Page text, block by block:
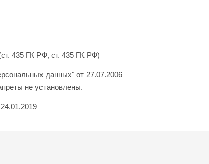
435 ГК РФ, ст. 435 ГК РФ)
данных" от 27.07.2006
не установлены.